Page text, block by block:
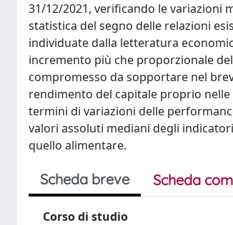
31/12/2021, verificando le variazioni
statistica del segno delle relazioni
individuate dalla letteratura
incremento più che proporzionale
compromesso da sopportare nel
rendimento del capitale proprio
termini di variazioni delle
valori assoluti mediani degli
quello alimentare.
Scheda breve Scheda
Corso di studio